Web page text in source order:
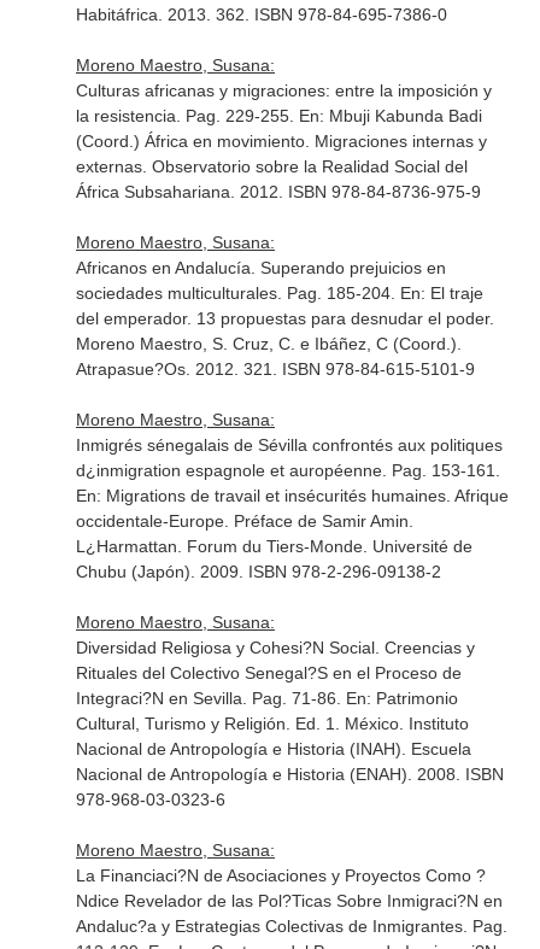
Habitáfrica. 2013. 362. ISBN 978-84-695-7386-0
Moreno Maestro, Susana:
Culturas africanas y migraciones: entre la imposición y
la resistencia. Pag. 229-255. En: Mbuji Kabunda Badi
(Coord.) África en movimiento. Migraciones internas y
externas. Observatorio sobre la Realidad Social del
África Subsahariana. 2012. ISBN 978-84-8736-975-9
Moreno Maestro, Susana:
Africanos en Andalucía. Superando prejuicios en
sociedades multiculturales. Pag. 185-204. En: El traje
del emperador. 13 propuestas para desnudar el poder.
Moreno Maestro, S. Cruz, C. e Ibáñez, C (Coord.)
Atrapasue?Os. 2012. 321. ISBN 978-84-615-5101-9
Moreno Maestro, Susana:
Inmigrés sénegalais de Sévilla confrontés aux politiques
d¿inmigration espagnole et auropéenne. Pag. 153-161.
En: Migrations de travail et insécurités humaines. Afrique
occidentale-Europe. Préface de Samir Amin
L¿Harmattan. Forum du Tiers-Monde. Université de
Chubu (Japón). 2009. ISBN 978-2-296-09138-2
Moreno Maestro, Susana:
Diversidad Religiosa y Cohesi?N Social. Creencias y
Rituales del Colectivo Senegal?S en el Proceso de
Integraci?N en Sevilla. Pag. 71-86. En: Patrimonio
Cultural, Turismo y Religión . Ed. 1. México. Instituto
Nacional de Antropología e Historia (INAH). Escuela
Nacional de Antropología e Historia (ENAH). 2008. ISBN
978-968-03-0323-6
Moreno Maestro, Susana:
La Financiaci?N de Asociaciones y Proyectos Como ?
Ndice Revelador de las Pol?Ticas Sobre Inmigraci?N en
Andaluc?a y Estrategias Colectivas de Inmigrantes. Pag.